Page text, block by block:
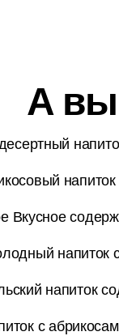
А вы
Вкусное
напиток
напиток
с